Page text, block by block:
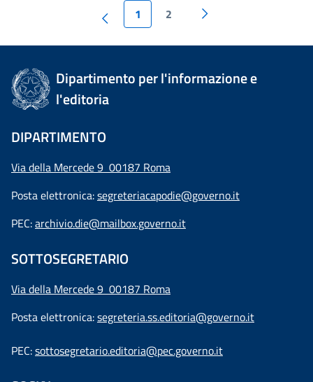
1 2
Dipartimento per l'informazione e
l'editoria
DIPARTIMENTO
Via della Mercede 9 00187 Roma
Posta elettronica:segreteriacapodie@governo.it
PEC:archivio.die@mailbox.governo.it
SOTTOSEGRETARIO
Via della Mercede 9 00187 Roma
Posta elettronica:segreteria.ss.editoria@governo.it
PEC:sottosegretario.editoria@pec.governo.it